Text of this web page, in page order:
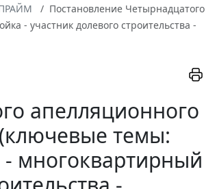
Постановление Четырнадцатого
- участник долевого строительства -
апелляционного
темы:
- многоквартирный